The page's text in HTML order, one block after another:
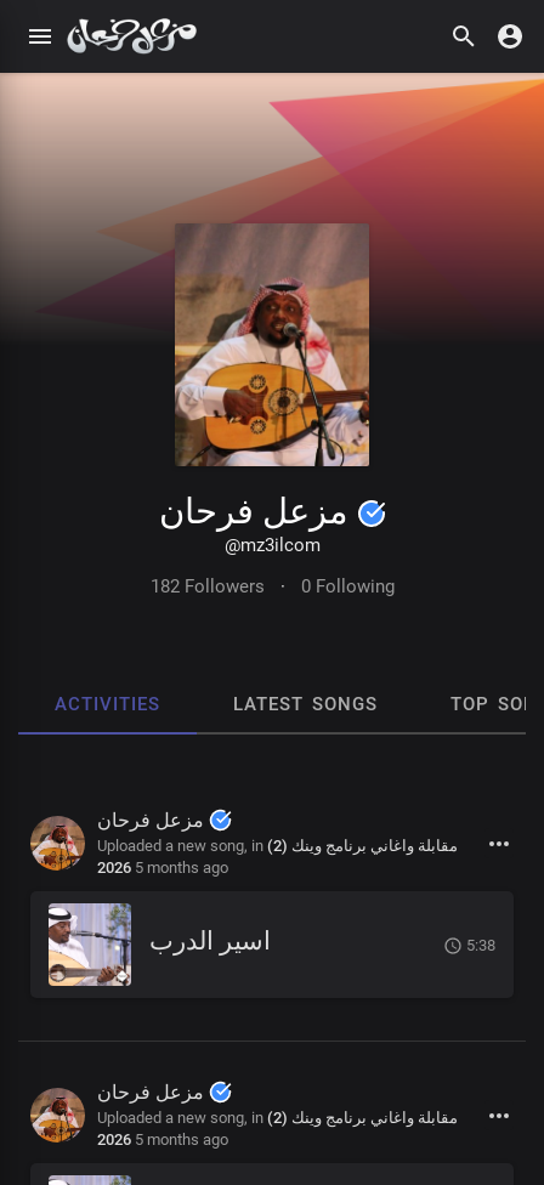
@mz3ilcom
182 Followers
· 0 Following
ACTIVITIES LATEST SONGS TOP
Uploaded a new song, in مقابلة واغاني برنامج وينك (2)
2026 5 months ago
اسير الدرب 5:38
Uploaded a new song, in مقابلة واغاني برنامج وينك (2)
2026 5 months ago